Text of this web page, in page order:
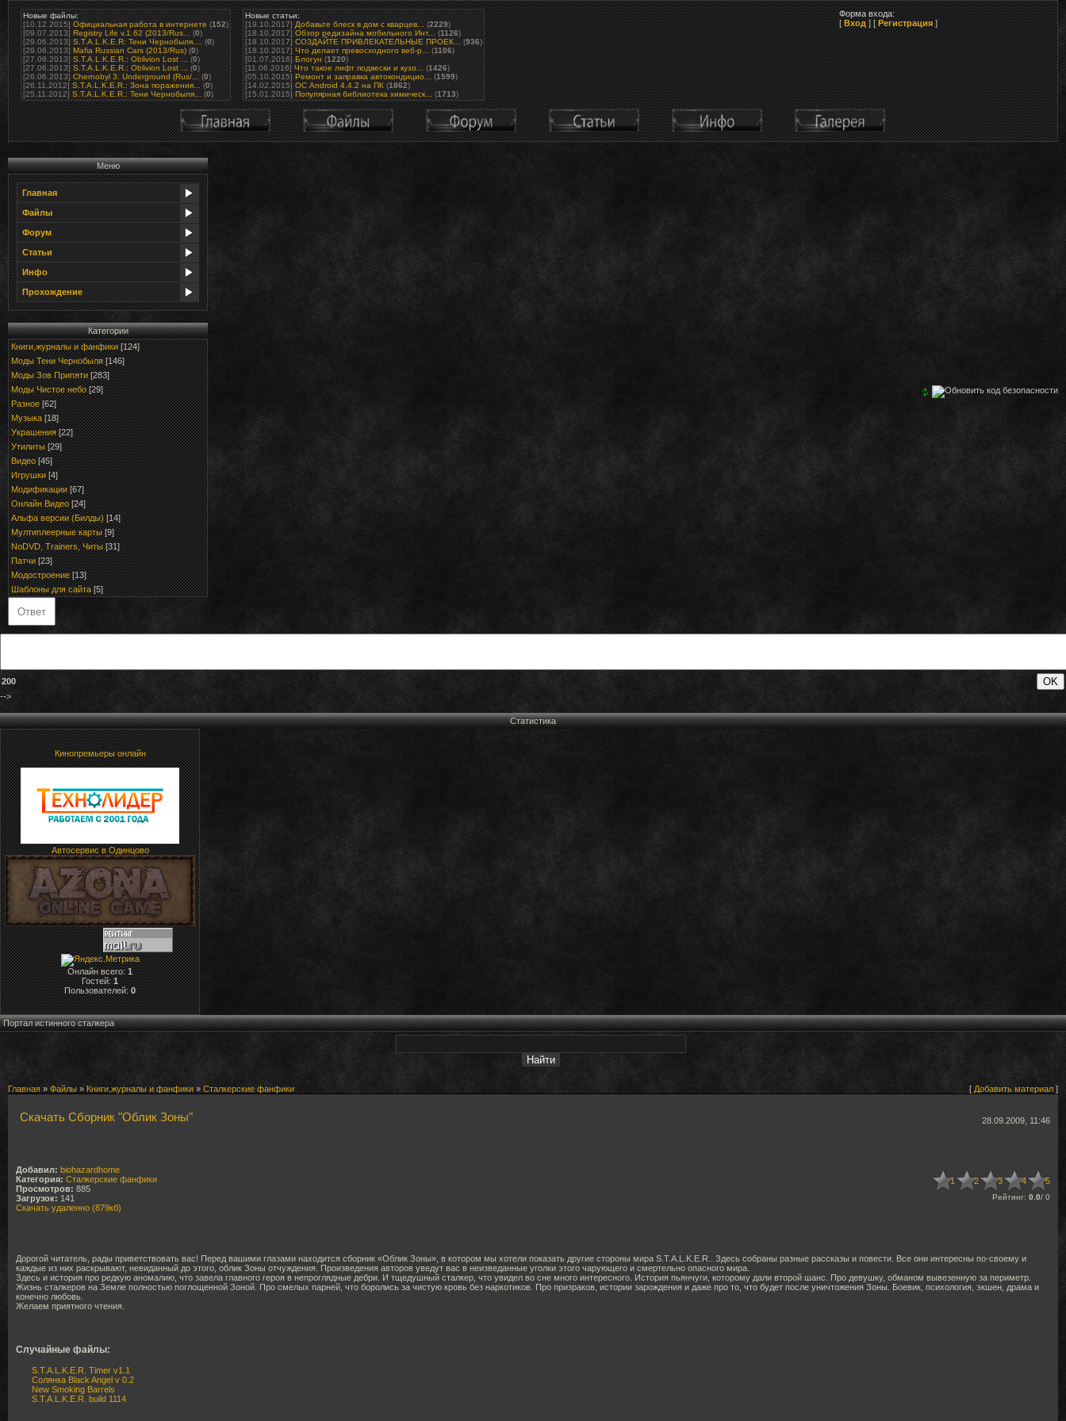
Новые файлы:
[10.12.2015] Официальная работа в интернете (152)
[09.07.2013] Registry Life v.1.62 (2013/Rus... (0)
[29.06.2013] S.T.A.L.K.E.R: Тени Чернобыля.... (0)
[29.06.2013] Mafia Russian Cars (2013/Rus) (0)
[27.06.2013] S.T.A.L.K.E.R.: Oblivion Lost ... (0)
[27.06.2013] S.T.A.L.K.E.R.: Oblivion Lost ... (0)
[26.06.2013] Chernobyl 3: Underground (Rus/... (0)
[26.11.2012] S.T.A.L.K.E.R.: Зона поражения... (0)
[25.11.2012] S.T.A.L.K.E.R.: Тени Чернобыля... (0)
Новые статьи:
[19.10.2017] Добавьте блеск в дом с кварцев... (2229)
[18.10.2017] Обзор редизайна мобильного Инт... (1126)
[18.10.2017] СОЗДАЙТЕ ПРИВЛЕКАТЕЛЬНЫЕ ПРОЕК... (936)
[18.10.2017] Что делает превосходного веб-р... (1106)
[01.07.2016] Блогун (1220)
[11.06.2016] Что такое лифт подвески и кузо... (1426)
[05.10.2015] Ремонт и заправка автокондицио... (1599)
[14.02.2015] ОС Android 4.4.2 на ПК (1862)
[15.01.2015] Популярная библиотека химическ... (1713)
Форма входа:
[Вход] [Регистрация]
Меню
Главная
Файлы
Форум
Статьи
Инфо
Прохождение
Категории
Книги,журналы и фанфики [124]
Моды Тени Чернобыля [146]
Моды Зов Припяти [283]
Моды Чистое небо [29]
Разное [62]
Музыка [18]
Украшения [22]
Утилиты [29]
Видео [45]
Игрушки [4]
Модификации [67]
Онлайн Видео [24]
Альфа версии (Билды) [14]
Мултиплеерные карты [9]
NoDVD, Trainers, Читы [31]
Патчи [23]
Модостроение [13]
Шаблоны для сайта [5]
200
-->
Статистика
Кинопремьеры онлайн
Автосервис в Одинцово
Онлайн всего:1
Гостей:1
Пользователей:0
Портал истинного сталкера
Главная» Файлы » Книги,журналы и фанфики»Сталкерские фанфики [ Добавить материал ]
Скачать Сборник "Облик Зоны" 28.09.2009, 11:46
Добавил: biohazardhome
Категория: Сталкерские фанфики
Просмотров: 885
Загрузок: 141
Скачать удаленно (879кб)
1 2 3 4 5
Рейтинг: 0.0/ 0
Дорогой читатель, рады приветствовать вас! Перед вашими глазами находится сборник «Облик Зоны», в котором мы хотели показать другие стороны мира S.T.A.L.K.E.R.. Здесь собраны разные рассказы и повести. Все они интересны по-своему и
каждые из них раскрывают, невиданный до этого, облик Зоны отчуждения. Произведения авторов уведут вас в неизведанные уголки этого чарующего и смертельно опасного мира.
Здесь и история про редкую аномалию, что завела главного героя в непроглядные дебри. И тщедушный сталкер, что увидел во сне много интересного. История пьянчуги, которому дали второй шанс. Про девушку, обманом вывезенную за периметр.
Жизнь сталкеров на Земле полностью поглощенной Зоной. Про смелых парней, что боролись за чистую кровь без наркотиков. Про призраков, истории зарождения и даже про то, что будет после уничтожения Зоны. Боевик, психология, экшен, драма и
конечно любовь.
Желаем приятного чтения.
Случайные файлы:
S.T.A.L.K.E.R. Timer v1.1
Солянка Black Angel v 0.2
New Smoking Barrels
S.T.A.L.K.E.R. build 1114